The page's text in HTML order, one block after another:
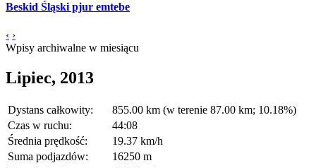
Beskid Śląski pjur emtebe
‹ ›
Wpisy archiwalne w miesiącu
Lipiec, 2013
Dystans całkowity:
855.00 km (w terenie 87.00 km; 10.18%)
Czas w ruchu:
44:08
Średnia prędkość:
19.37 km/h
Suma podjazdów:
16250 m